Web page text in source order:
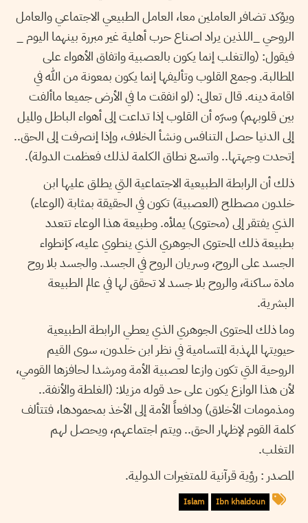
ويؤكد تضافر العاملين معا، العامل الطبيعي الاجتماعي والعامل
الروحي _اللذين يراد اصناع حرب أهلية غير مبررة بينهما اليوم _
فيقول: (والتغلب إنما يكون بالعصبية واتفاق الأهواء على
المطالبة. وجمع القلوب وتأليفها إنما يكون بمعونة من الله في
اقامة دينه. قال تعالى: (لو انفقت ما في الأرض جميعا ماألفت
بين قلوبهم) وسرّه أن القلوب إذا تداعت إلى أهواء الباطل والميل
إلى الدنيا حصل التنافس ونشأ الخلاف، وإذا إنصرفت إلى الحق..
إتحدت وجهتها.. واتسع نطاق الكلمة لذلك فعظمت الدولة).
ذلك أن الرابطة الطبيعية الاجتماعية التي يطلق عليها ابن
خلدون مصطلح (العصبية) تكون في الحقيقة بمثابة (الوعاء)
الذي يفتقر إلى (محتوى) يملأه. وطبيعة هذا الوعاء تتعدد
بطبيعة ذلك المحتوى الجوهري الذي ينطوي عليه، كإنطواء
الجسد على الروح، وسريان الروح في الجسد. والجسد بلا روح
مادة ساكنة، والروح بلا جسد لا تحقق لها في عالم الطبيعة
البشرية.
وما ذلك المحتوى الجوهري الذي يعطي الرابطة الطبيعية
حيويتها المهذبة المتسامية في نظر ابن خلدون، سوى القيم
الروحية التي تكون وازعا لعصبية الأمة ومرشدا لحافزها القومي،
لأن هذا الوازع يكون على حد قوله مزيلا: (الغلطة والأنفة..
ومذمومات الأخلاق) ودافعاً الأمة إلى الأخذ بمحمودها، فتتألف
كلمة القوم لإظهار الحق.. ويتم اجتماعهم، ويحصل لهم
التغلب.
المصدر : رؤية قرآنية للمتغيرات الدولية.
Ibn khaldoun
Islam